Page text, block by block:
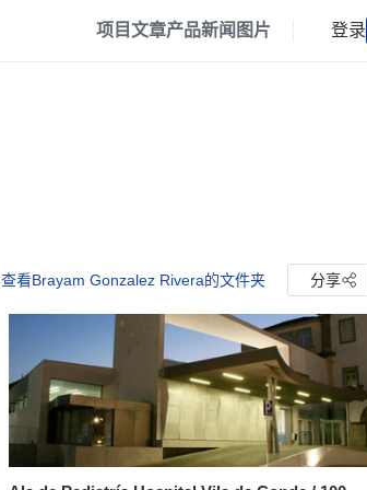
项目文章产品新闻 图片 登录
查看Brayam Gonzalez Rivera的文件夹 分享